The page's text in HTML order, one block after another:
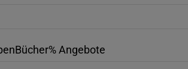
Bücher% Angebote